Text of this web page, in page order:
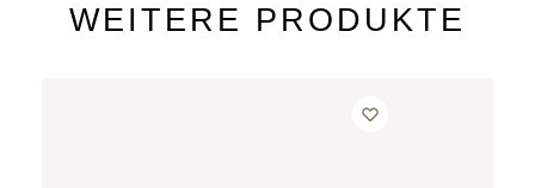
WEITERE PRODUKTE